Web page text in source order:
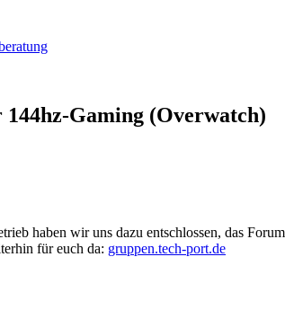
Gaming (Overwatch)
haben wir uns dazu entschlossen, das
für euch da: gruppen.tech-port.de